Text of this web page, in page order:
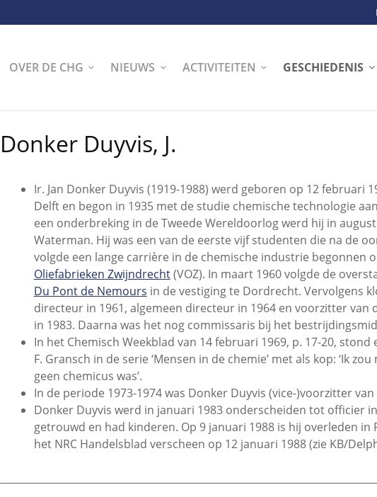
OVER DE CHG NIEUWS ACTIVITEITEN GESCHIEDENIS
Donker Duyvis, J.
Ir. Jan Donker Duyvis (1919-1988) werd geboren op 12 februari
Delft en begon in 1935 met de studie chemische technologie
een onderbreking in de Tweede Wereldoorlog werd hij in
Waterman. Hij was een van de eerste vijf studenten die na de
volgde een lange carrière in de chemische industrie begonnen
Oliefabrieken Zwijndrecht(VOZ). In maart 1960 volgde de
Du Pont de Nemours in de vestiging te Dordrecht. Vervolgens
directeur in 1961, algemeen directeur in 1964 en voorzitter van
in 1983. Daarna was het nog commissaris bij het
In het Chemisch Weekblad van 14 februari 1969, p. 17-20,
F. Gransch in de serie ‘Mensen in de chemie’ met als kop: ‘Ik
geen chemicus was’.
In de periode 1973-1974 was Donker Duyvis (vice-)voorzitter van
Donker Duyvis werd in januari 1983 onderscheiden tot officier
getrouwd en had kinderen. Op 9 januari 1988 is hij overleden
het NRC Handelsblad verscheen op 12 januari 1988 (zie KB/